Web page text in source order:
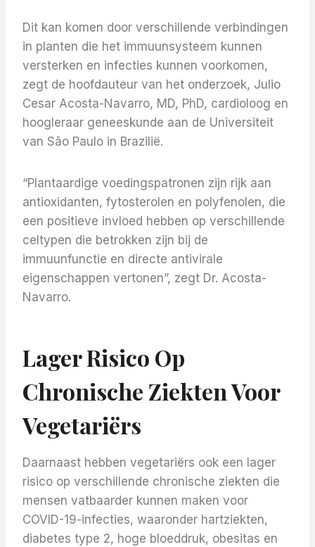
Dit kan komen door verschillende verbindingen
in planten die het immuunsysteem kunnen
versterken en infecties kunnen voorkomen,
zegt de hoofdauteur van het onderzoek, Julio
Cesar Acosta-Navarro, MD, PhD, cardioloog en
hoogleraar geneeskunde aan de Universiteit
van São Paulo in Brazilië.
“Plantaardige voedingspatronen zijn rijk aan
antioxidanten, fytosterolen en polyfenolen, die
een positieve invloed hebben op verschillende
celtypen die betrokken zijn bij de
immuunfunctie en directe antivirale
eigenschappen vertonen”, zegt Dr. Acosta-
Navarro.
Lager Risico Op
Chronische Ziekten Voor
Vegetariërs
Daarnaast hebben vegetariërs ook een lager
risico op verschillende chronische ziekten die
mensen vatbaarder kunnen maken voor
COVID-19-infecties, waaronder hartziekten,
diabetes type 2, hoge bloeddruk, obesitas en